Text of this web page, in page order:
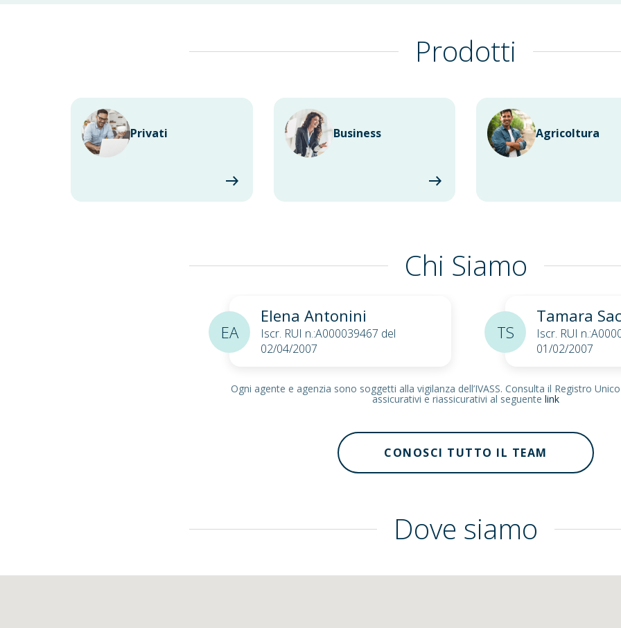
Prodotti
Privati Business Agricoltura
Chi Siamo
Elena Antonini
Iscr. RUI n.:A000039467 del
02/04/2007
EA
Tamara
Iscr. RUI
01/02/2007
TS
Ogni agente e agenzia sono soggetti alla vigilanza dell’IVASS. Consulta il Registro
assicurativi e riassicurativi al seguente link
CONOSCI TUTTO IL TEAM
Dove siamo